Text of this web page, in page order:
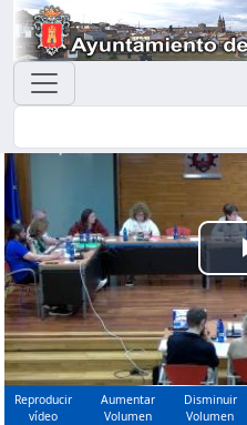
Buscador
Reproducir
vídeo
Aumentar
Volumen
Disminuir
Volumen